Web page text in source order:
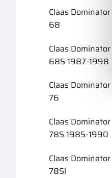
Claas Dominator
68
Claas Dominator
68S 1987-1998
Claas Dominator
76
Claas Dominator
78S 1985-1990
Claas Dominator
78Sl